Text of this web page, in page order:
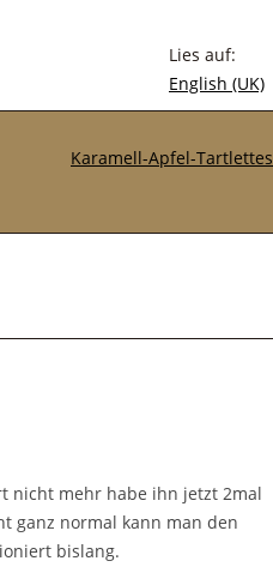
Lies auf:
English (UK)
Karamell-Apfel-Tartlettes
nicht mehr habe ihn jetzt 2mal
ganz normal kann man den
bislang.